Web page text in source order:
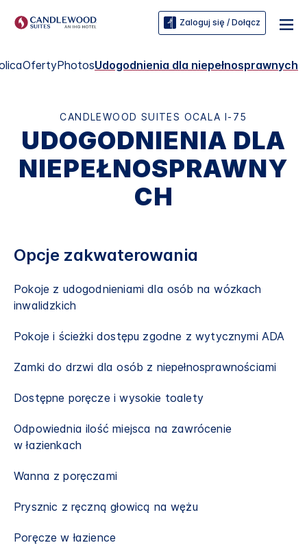
Zaloguj się / Dołącz
OfertyPhotosUdogodnienia dla niepełnosprawnych
CANDLEWOOD SUITES OCALA I-75
UDOGODNIENIA DLA
NIEPEŁNOSPRAWNY
CH
Opcje zakwaterowania
Pokoje z udogodnieniami dla osób na wózkach
inwalidzkich
Pokoje i ścieżki dostępu zgodne z wytycznymi ADA
Zamki do drzwi dla osób z niepełnosprawnościami
Dostępne poręcze i wysokie toalety
Odpowiednia ilość miejsca na zawrócenie
w łazienkach
Wanna z poręczami
Prysznic z ręczną głowicą na wężu
Poręcze w łazience